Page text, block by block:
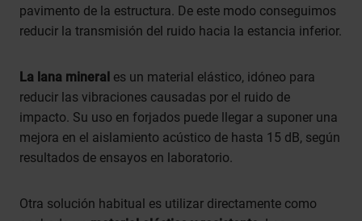
pavimento de la estructura. De este modo conseguimos
reducir la transmisión del ruido hacia la estancia inferior.
La lana mineral es un material elástico, idóneo para
reducir las vibraciones causadas por el ruido de
impacto. Su uso en forjados puede llegar a suponer una
mejora en el aislamiento acústico de hasta 15 dB, según
resultados de ensayos en laboratorio.
Otra solución habitual es utilizar directamente como